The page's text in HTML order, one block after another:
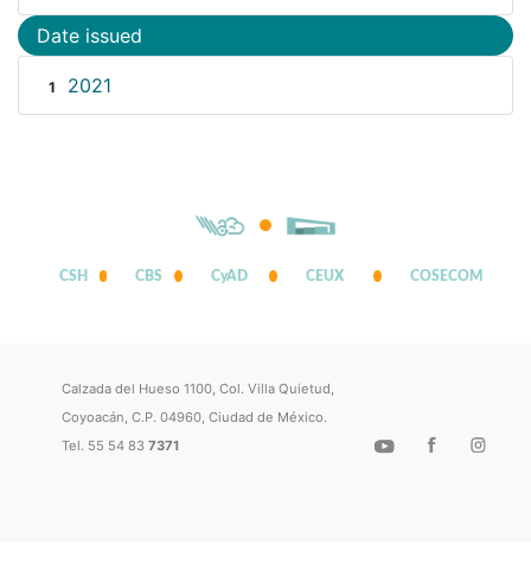
Date issued
1 2021
CSH CBS CyAD CEUX COSECOM
Calzada del Hueso 1100, Col. Villa Quietud,
Coyoacán, C.P. 04960, Ciudad de México.
Tel. 55 54 837371